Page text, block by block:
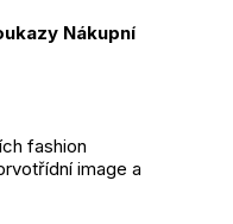
Nákupní
fashion
image a